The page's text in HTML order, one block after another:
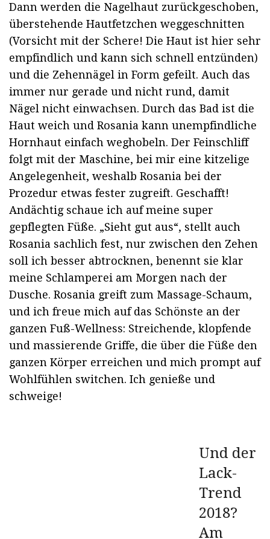
Dann werden die Nagelhaut zurückgeschoben,
überstehende Hautfetzchen weggeschnitten
(Vorsicht mit der Schere! Die Haut ist hier sehr
empfindlich und kann sich schnell entzünden)
und die Zehennägel in Form gefeilt. Auch das
immer nur gerade und nicht rund, damit
Nägel nicht einwachsen. Durch das Bad ist die
Haut weich und Rosania kann unempfindliche
Hornhaut einfach weghobeln. Der Feinschliff
folgt mit der Maschine, bei mir eine kitzelige
Angelegenheit, weshalb Rosania bei der
Prozedur etwas fester zugreift. Geschafft!
Andächtig schaue ich auf meine super
gepflegten Füße. „Sieht gut aus“, stellt auch
Rosania sachlich fest, nur zwischen den Zehen
soll ich besser abtrocknen, benennt sie klar
meine Schlamperei am Morgen nach der
Dusche. Rosania greift zum Massage-Schaum,
und ich freue mich auf das Schönste an der
ganzen Fuß-Wellness: Streichende, klopfende
und massierende Griffe, die über die Füße den
ganzen Körper erreichen und mich prompt auf
Wohlfühlen switchen. Ich genieße und
schweige!
Und der
Lack-
Trend
2018?
Am